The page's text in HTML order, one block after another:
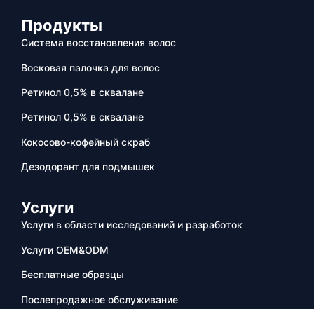
Продукты
Система восстановления волос
Восковая палочка для волос
Ретинол 0,5% в сквалане
Ретинол 0,5% в сквалане
Кокосово-кофейный скраб
Дезодорант для подмышек
Услуги
Услуги в области исследований и разработок
Услуги OEM&ODM
Бесплатные образцы
Послепродажное обслуживание